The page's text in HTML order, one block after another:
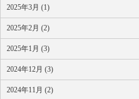
2025年3月 (1)
2025年2月 (2)
2025年1月 (3)
2024年12月 (3)
2024年11月 (2)